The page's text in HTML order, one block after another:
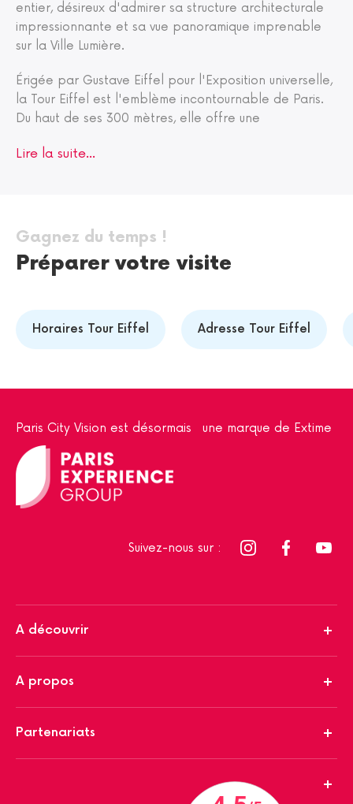
entier, désireux d'admirer sa structure architecturale
impressionnante et sa vue panoramique imprenable
sur la Ville Lumière.
Érigée par Gustave Eiffel pour l'Exposition universelle,
la Tour Eiffel est l'emblème incontournable de Paris.
Du haut de ses 300 mètres, elle offre une
Lire la suite...
Gagnez du temps !
Préparer votre visite
Horaires Tour Eiffel Adresse Tour Eiffel
Paris City Vision est désormais une marque de Extime
Suivez-nous sur :
A découvrir
A propos
Partenariats